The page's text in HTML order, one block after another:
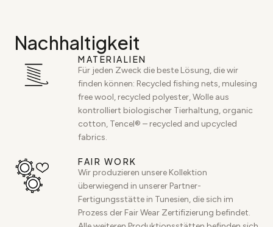
Nachhaltigkeit
MATERIALIEN
Für jeden Zweck die beste Lösung, die wir
finden können: Recycled fishing nets, mulesing
free wool, recycled polyester, Wolle aus
kontrolliert biologischer Tierhaltung, organic
cotton, Tencel® – recycled and upcycled
fabrics.
FAIR WORK
Wir produzieren unsere Kollektion
überwiegend in unserer Partner-
Fertigungsstätte in Tunesien, die sich im
Prozess der Fair Wear Zertifizierung befindet.